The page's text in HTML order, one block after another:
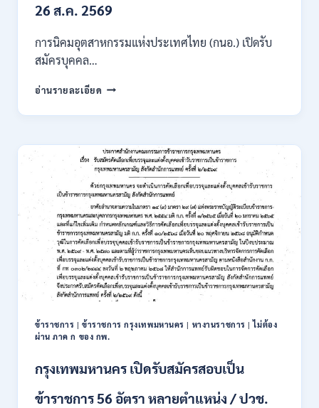
26 ส.ค. 2569
การนิคมอุตสาหกรรมแห่งประเทศไทย (กนอ.) เปิดรับ
สมัครบุคคล…
อ่านรายละเอียด การ
อุตสาหกรรม
ประเทศไทย
(กนอ.)
เปิด
รับ
สมัคร
บุคคล
เพื่อ
บรรจุ
เป็น
พนักงาน
รัฐวิสาหกิจ
16
/
ป.ตรี
ส
+
ข้าราชการ |ข้าราชการ กรุงเทพมหานคร | หางานราชการ |ไม่ต้อง
ผ่าน ภาค ก ของ กพ.
กรุงเทพมหานคร เปิดรับสมัครสอบเป็น
ข้าราชการ 56 อัตรา หลายตำแหน่ง / ปวช.